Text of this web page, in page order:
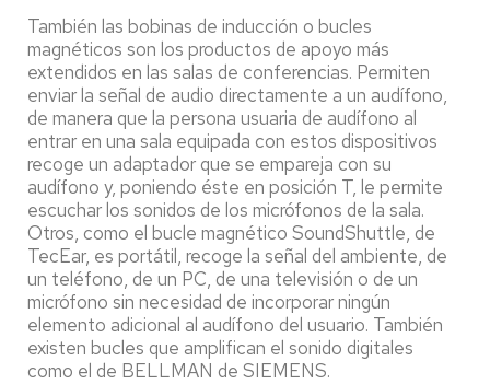
También las bobinas de inducción o bucles
magnéticos son los productos de apoyo más
extendidos en las salas de conferencias. Permiten
enviar la señal de audio directamente a un audífono,
de manera que la persona usuaria de audífono al
entrar en una sala equipada con estos dispositivos
recoge un adaptador que se empareja con su
audífono y, poniendo éste en posición T, le permite
escuchar los sonidos de los micrófonos de la sala.
Otros, como el bucle magnético SoundShuttle, de
TecEar, es portátil, recoge la señal del ambiente, de
un teléfono, de un PC, de una televisión o de un
micrófono sin necesidad de incorporar ningún
elemento adicional al audífono del usuario. También
existen bucles que amplifican el sonido digitales
como el de BELLMAN de SIEMENS.